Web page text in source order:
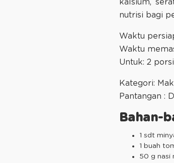
kalsium,
nutrisi bagi
Waktu
Waktu
Untuk: 2 porsi
Kategori:
Pantangan :
Bahan-
1 sdt
1 buah
50 g nasi